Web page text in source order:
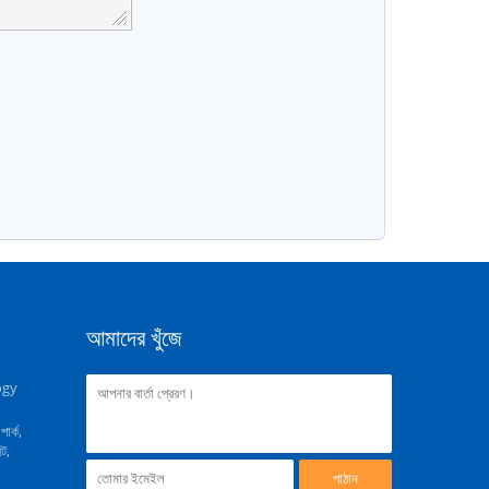
আমাদের খুঁজে
পাঠান